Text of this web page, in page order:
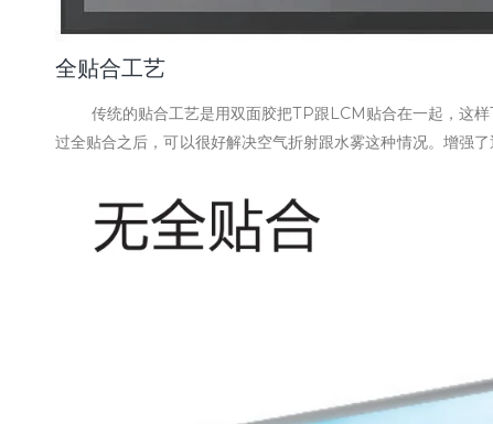
全贴合工艺
传统的贴合工艺是用双面胶把TP跟LCM贴合在一起，这样
过全贴合之后，可以很好解决空气折射跟水雾这种情况。增强